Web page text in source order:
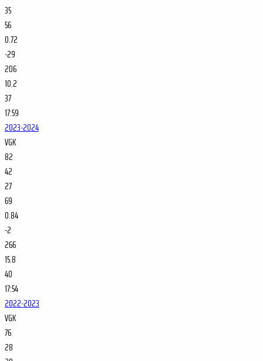
35
56
0.72
-29
206
10.2
37
17:59
2023-2024
VGK
82
42
27
69
0.84
-2
266
15.8
40
17:54
2022-2023
VGK
76
28